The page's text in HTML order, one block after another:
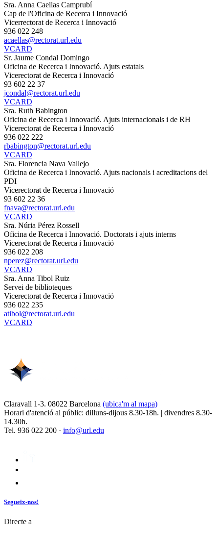
Sra. Anna Caellas Camprubí
Cap de l'Oficina de Recerca i Innovació
Vicerrectorat de Recerca i Innovació
936 022 248
acaellas@rectorat.url.edu
VCARD
Sr. Jaume Condal Domingo
Oficina de Recerca i Innovació. Ajuts estatals
Vicerectorat de Recerca i Innovació
93 602 22 37
jcondal@rectorat.url.edu
VCARD
Sra. Ruth Babington
Oficina de Recerca i Innovació. Ajuts internacionals i de RH
Vicerectorat de Recerca i Innovació
936 022 222
rbabington@rectorat.url.edu
VCARD
Sra. Florencia Nava Vallejo
Oficina de Recerca i Innovació. Ajuts nacionals i acreditacions del
PDI
Vicerectorat de Recerca i Innovació
93 602 22 36
fnava@rectorat.url.edu
VCARD
Sra. Núria Pérez Rossell
Oficina de Recerca i Innovació. Doctorats i ajuts interns
Vicerectorat de Recerca i Innovació
936 022 208
nperez@rectorat.url.edu
VCARD
Sra. Anna Tibol Ruiz
Servei de biblioteques
Vicerectorat de Recerca i Innovació
936 022 235
atibol@rectorat.url.edu
VCARD
Claravall 1-3. 08022 Barcelona (ubica'm al mapa)
Horari d'atenció al públic: dilluns-dijous 8.30-18h. | divendres 8.30-
14.30h.
Tel. 936 022 200 · info@url.edu
Segueix-nos!
Directe a